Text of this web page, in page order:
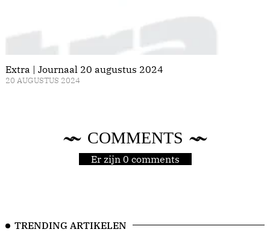
Extra | Journaal 20 augustus 2024
20 AUGUSTUS 2024
COMMENTS
Er zijn 0 comments
TRENDING ARTIKELEN